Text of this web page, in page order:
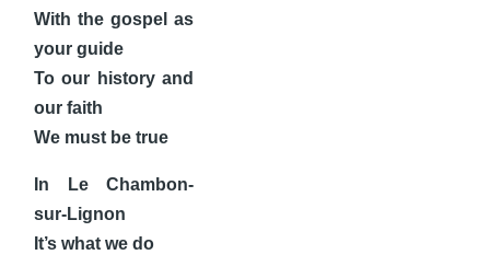
With the gospel as
your guide
To our history and
our faith
We must be true
In Le Chambon-
sur-Lignon
It’s what we do